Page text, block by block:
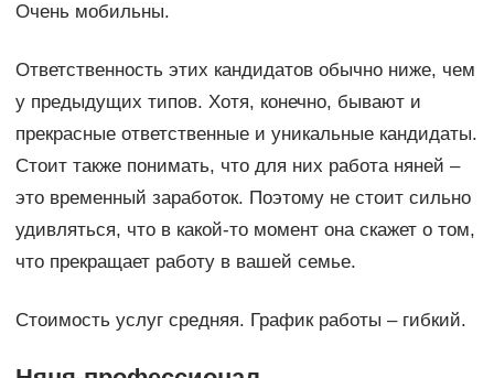
Очень мобильны.
Ответственность этих кандидатов обычно ниже, чем
у предыдущих типов. Хотя, конечно, бывают и
прекрасные ответственные и уникальные кандидаты.
Стоит также понимать, что для них работа няней –
это временный заработок. Поэтому не стоит сильно
удивляться, что в какой-то момент она скажет о том,
что прекращает работу в вашей семье.
Стоимость услуг средняя. График работы – гибкий.